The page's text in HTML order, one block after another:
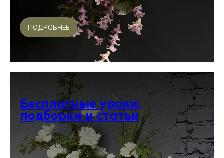
ПОДРОБНЕЕ
Бесплатные уроки,
подборки и статьи